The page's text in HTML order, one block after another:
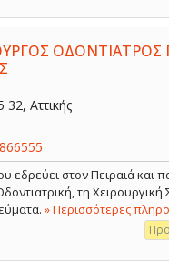
ΟΔΟΝΤΙΑΤΡΟΣ
32, Αττικής
εδρεύει στον Πειραιά και
τη Χειρουργική
» Περισσότερες